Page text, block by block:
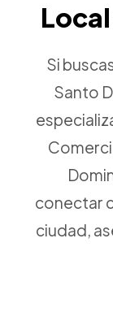
Si
Santo
conectar
ciudad,